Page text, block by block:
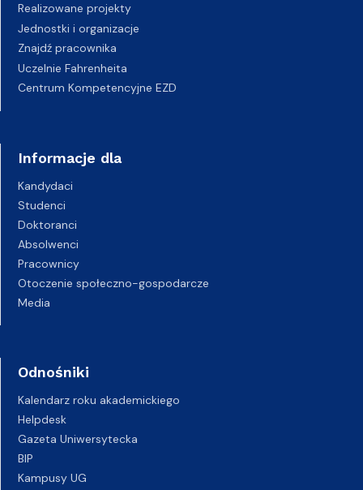
Realizowane projekty
Jednostki i organizacje
Znajdź pracownika
Uczelnie Fahrenheita
Centrum Kompetencyjne EZD
Informacje dla
Kandydaci
Studenci
Doktoranci
Absolwenci
Pracownicy
Otoczenie społeczno-gospodarcze
Media
Odnośniki
Kalendarz roku akademickiego
Helpdesk
Gazeta Uniwersytecka
BIP
Kampusy UG